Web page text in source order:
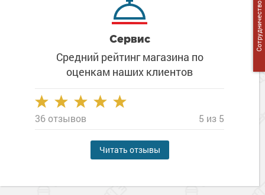
Сервис
Средний рейтинг магазина по
оценкам наших клиентов
36 отзывов 5 из 5
Читать отзывы
Сотрудничество